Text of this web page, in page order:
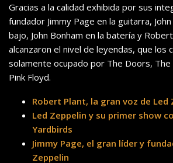
Gracias a la calidad exhibida por sus
fundador Jimmy Page en la guitarra,
bajo, John Bonham en la batería y
alcanzaron el nivel de leyendas, que los
solamente ocupado por The Doors,
Pink Floyd.
Robert Plant, la gran voz de Led
Led Zeppelin y su primer show
Yardbirds
Jimmy Page, el gran líder y
Zeppelin